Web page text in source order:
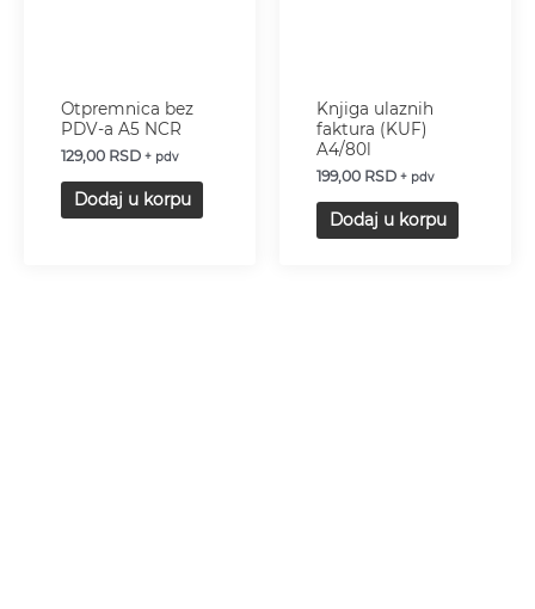
Otpremnica bez
PDV-a A5 NCR
129,00 RSD + pdv
Dodaj u korpu
Knjiga ulaznih
faktura (KUF)
A4/80l
199,00 RSD + pdv
Dodaj u korpu